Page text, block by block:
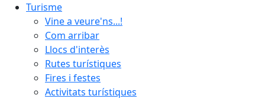
Turisme
Vine a veure'ns...!
Com arribar
Llocs d'interès
Rutes turístiques
Fires i festes
Activitats turístiques